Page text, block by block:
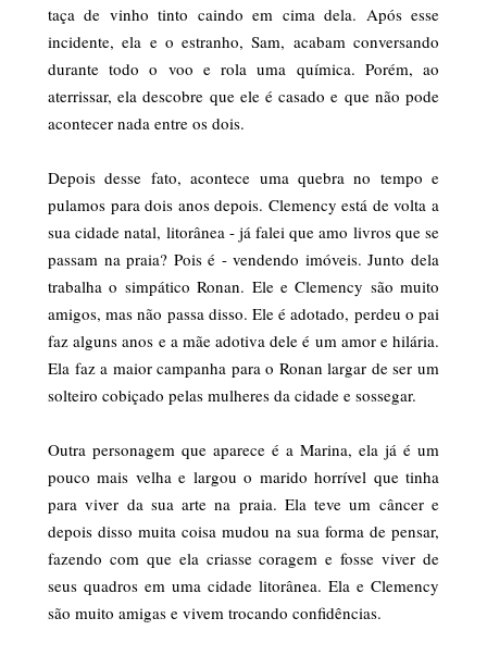
taça de vinho tinto caindo em cima dela. Após esse
incidente, ela e o estranho, Sam, acabam conversando
durante todo o voo e rola uma química. Porém, ao
aterrissar, ela descobre que ele é casado e que não pode
acontecer nada entre os dois.
Depois desse fato, acontece uma quebra no tempo e
pulamos para dois anos depois. Clemency está de volta a
sua cidade natal, litorânea - já falei que amo livros que se
passam na praia? Pois é - vendendo imóveis. Junto dela
trabalha o simpático Ronan. Ele e Clemency são muito
amigos, mas não passa disso. Ele é adotado, perdeu o pai
faz alguns anos e a mãe adotiva dele é um amor e hilária.
Ela faz a maior campanha para o Ronan largar de ser um
solteiro cobiçado pelas mulheres da cidade e sossegar.
Outra personagem que aparece é a Marina, ela já é um
pouco mais velha e largou o marido horrível que tinha
para viver da sua arte na praia. Ela teve um câncer e
depois disso muita coisa mudou na sua forma de pensar,
fazendo com que ela criasse coragem e fosse viver de
seus quadros em uma cidade litorânea. Ela e Clemency
são muito amigas e vivem trocando confidências.